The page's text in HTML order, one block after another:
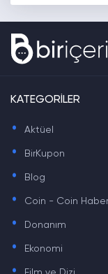
KATEGORİLER
. Aktüel
. BirKupon
. Blog
. Coin - Coin
. Donanım
. Ekonomi
.